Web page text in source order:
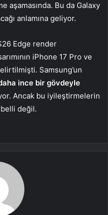
aşamasında. Bu da Galaxy
anlamına geliyor.
Edge render
iPhone 17 Pro ve
Samsung’un
ince bir gövdeyle
Ancak bu iyileştirmelerin
belli değil.